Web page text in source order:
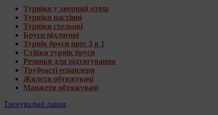
Турніки у дверний отвір
Турніки настінні
Турніки стельові
Бруси підлогові
Турнік бруси прес 3 в 1
Стійки турнік бруси
Резинки для підтягування
Трубчасті еспандери
Жилети обтяжувачі
Манжети обтяжувачі
Тренувальні лавки